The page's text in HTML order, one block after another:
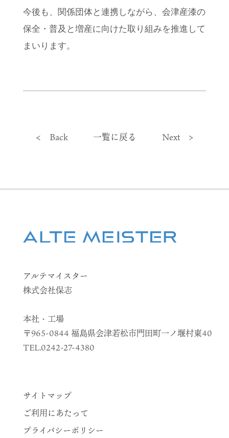
今後も、関係団体と連携しながら、会津産漆の
保全・普及と増産に向けた取り組みを推進して
まいります。
< Back 一覧に戻る Next >
アルテマイスター
株式会社保志
本社・工場
〒965-0844 福島県会津若松市門田町一ノ堰村東40
TEL.0242-27-4380
サイトマップ
ご利用にあたって
プライバシーポリシー